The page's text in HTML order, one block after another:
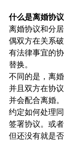
什么是离婚协
离婚协议和分
偶双方在关系
有法律事宜的
替换。
不同的是，离
并且双方在协
并会配合离婚
约定如何处理
签署协议。或
但还没有就是